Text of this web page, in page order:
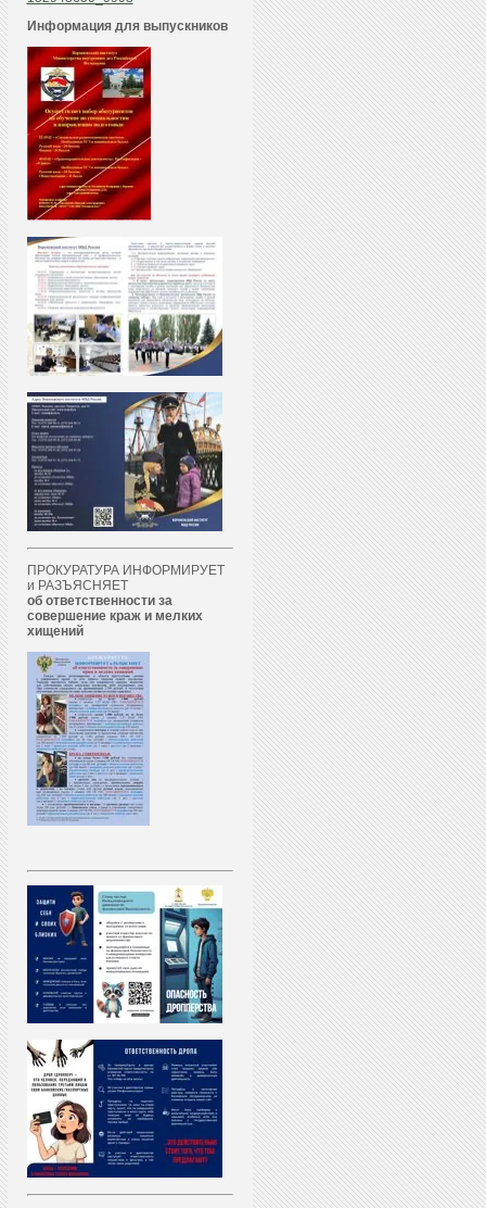
Информация для выпускников
ПРОКУРАТУРА ИНФОРМИРУЕТ
и РАЗЪЯСНЯЕТ
об ответственности за
совершение краж и мелких
хищений